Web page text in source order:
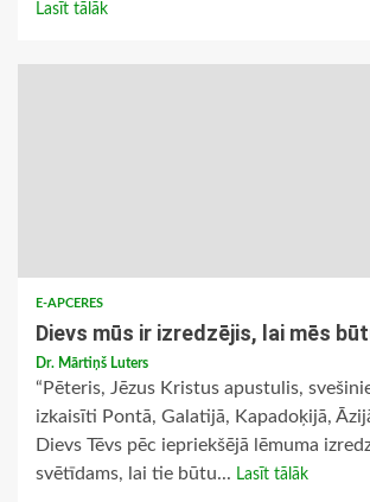
Lasīt tālāk
E-APCERES
Dievs mūs ir izredzējis, lai mēs
Dr. Mārtiņš Luters
“Pēteris, Jēzus Kristus apustulis,
izkaisīti Pontā, Galatijā, Kapadoķijā,
Dievs Tēvs pēc iepriekšējā lēmuma
svētīdams, lai tie būtu... Lasīt tālāk